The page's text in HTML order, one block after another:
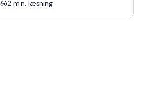
2 min. læsning